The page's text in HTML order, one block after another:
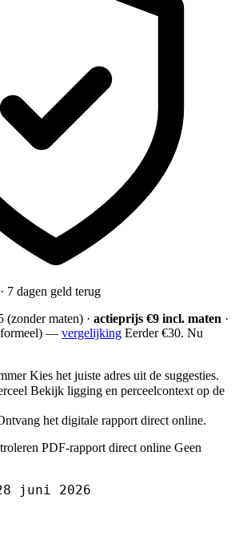
7 dagen geld terug
(zonder maten) · actieprijs €9 incl. maten ·
— vergelijking Eerder €30. Nu
Kies het juiste adres uit de suggesties.
Bekijk ligging en perceelcontext op de
het digitale rapport direct online.
PDF-rapport direct online Geen
juni 2026